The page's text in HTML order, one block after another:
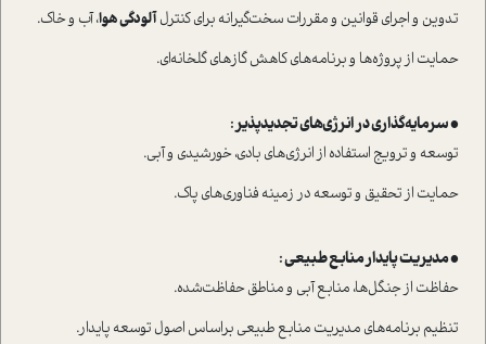
تدوین و اجرای قوانین و مقررات سخت‌گیرانه برای کنترل آلودگی هوا، آب و خاک.
حمایت از پروژه‌ها و برنامه‌های کاهش گازهای گلخانه‌ای.
• سرمایه‌گذاری در انرژی‌های تجدیدپذیر :
توسعه و ترویج ا‌ستفاده از انرژی‌های بادی، خورشیدی و آبی.
حمایت از تحقیق و توسعه در زمینه فناوری‌های پاک.
• مدیریت پایدار منابع طبیعی :
حفاظت از جنگل‌ها، منابع آبی و مناطق حفاظت‌شده.
تنظیم برنامه‌های مدیریت منابع طبیعی بر‌اساس اصول توسعه پایدار.